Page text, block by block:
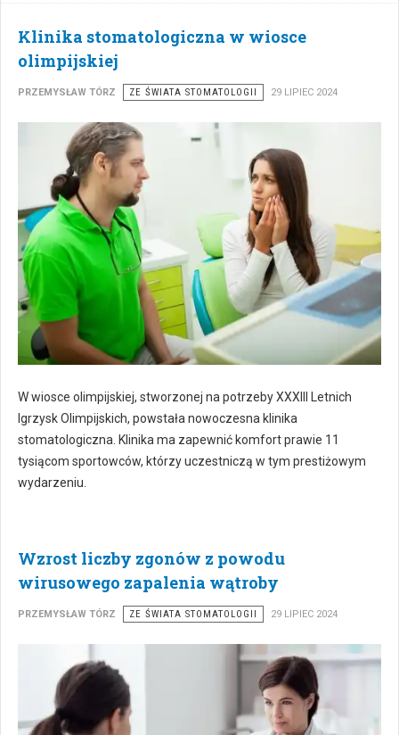
Klinika stomatologiczna w wiosce
olimpijskiej
PRZEMYSŁAW TÓRZ ZE ŚWIATA STOMATOLOGII 29 LIPIEC 2024
W wiosce olimpijskiej, stworzonej na potrzeby XXXIII Letnich
Igrzysk Olimpijskich, powstała nowoczesna klinika
stomatologiczna. Klinika ma zapewnić komfort prawie 11
tysiącom sportowców, którzy uczestniczą w tym prestiżowym
wydarzeniu.
Wzrost liczby zgonów z powodu
wirusowego zapalenia wątroby
PRZEMYSŁAW TÓRZ ZE ŚWIATA STOMATOLOGII 29 LIPIEC 2024